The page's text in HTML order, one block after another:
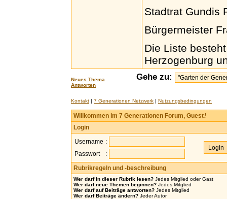
Stadtrat Gundis
Bürgermeister
Die Liste
Herzogenburg
Neues Thema
Antworten
Gehe zu:
Kontakt | 7 Generationen Netzwerk | Nutzungsbedingungen
Willkommen im 7 Generationen Forum, Guest!
Login
Username :
Passwort
:
Rubrikregeln und -beschreibung
Wer darf in dieser Rubrik lesen? Jedes Mitglied oder Gast
Wer darf neue Themen beginnen? Jedes Mitglied
Wer darf auf Beiträge antworten? Jedes Mitglied
Wer darf Beiträge ändern? Jeder Autor